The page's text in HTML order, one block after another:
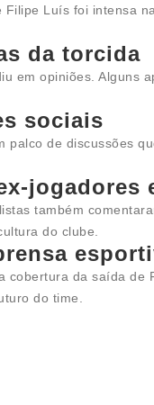
Filipe Luís foi intensa
da torcida
em opiniões. Alguns
sociais
palco de discussões
jogadores
também
do clube.
cobertura da saída
do time.